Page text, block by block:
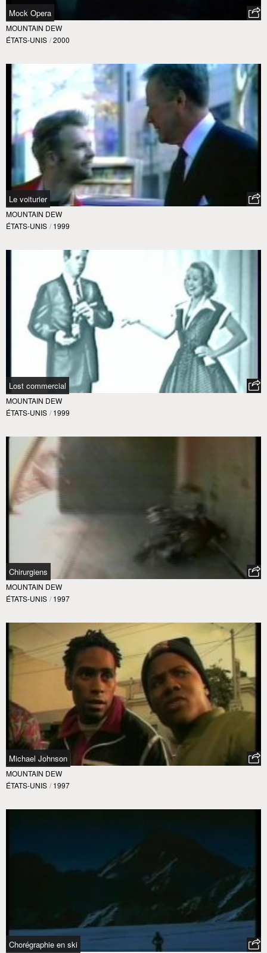
Mock Opera
MOUNTAIN DEW
ÉTATS-UNIS / 2000
Le voiturier
MOUNTAIN DEW
ÉTATS-UNIS / 1999
Lost commercial
MOUNTAIN DEW
ÉTATS-UNIS / 1999
Chirurgiens
MOUNTAIN DEW
ÉTATS-UNIS / 1997
Michael Johnson
MOUNTAIN DEW
ÉTATS-UNIS / 1997
Chorégraphie en ski